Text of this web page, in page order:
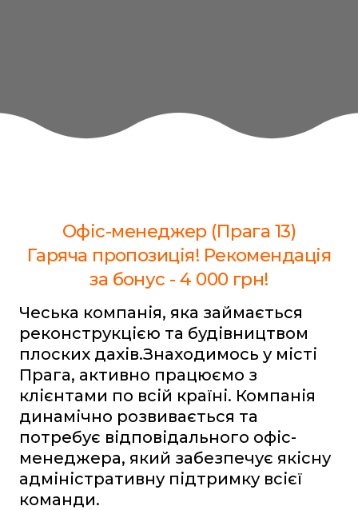
Офіс-менеджер (Прага 13)
Гаряча пропозиція! Рекомендація
за бонус - 4 000 грн!
Чеська компанія, яка займається
реконструкцією та будівництвом
плоских дахів.Знаходимось у місті
Прага, активно працюємо з
клієнтами по всій країні. Компанія
динамічно розвивається та
потребує відповідального офіс-
менеджера, який забезпечує якісну
адміністративну підтримку всієї
команди.